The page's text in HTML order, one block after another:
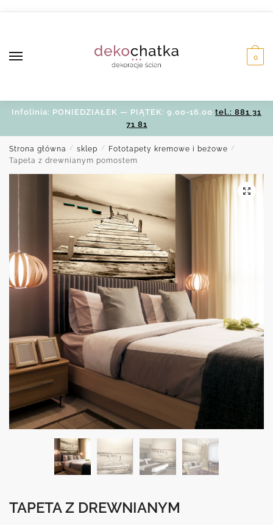
0
Infolinia: PONIEDZIAŁEK — PIĄTEK: 9.00-16.00 tel.: 881 31
71 81
Strona główna / sklep / Fototapety kremowe i beżowe /
Tapeta z drewnianym pomostem
TAPETA Z DREWNIANYM